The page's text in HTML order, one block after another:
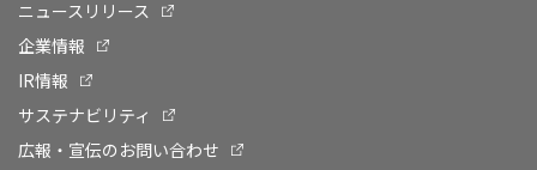
ニュースリリース
企業情報
IR情報
サステナビリティ
広報・宣伝のお問い合わせ